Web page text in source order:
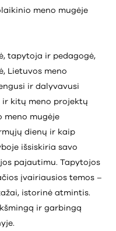
meno mugėje
tapytoja ir pedagogė,
Lietuvos meno
ir dalyvavusi
ir kitų meno projektų
meno mugėje
dienų ir kaip
išsiskiria savo
pajautimu. Tapytojos
įvairiausios temos –
istorinė atmintis.
ir garbingą